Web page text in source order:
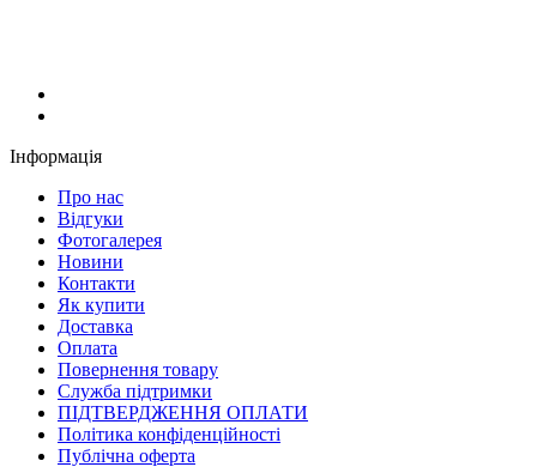
Інформація
Про нас
Відгуки
Фотогалерея
Новини
Контакти
Як купити
Доставка
Оплата
Повернення товару
Служба підтримки
ПІДТВЕРДЖЕННЯ ОПЛАТИ
Політика конфіденційності
Публічна оферта